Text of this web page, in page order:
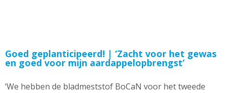
Goed geplanticipeerd! | ‘Zacht voor het gewas
en goed voor mijn aardappel­opbrengst’
‘We hebben de bladmeststof BoCaN voor het tweede